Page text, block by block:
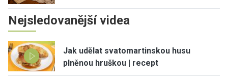
Nejsledovanější videa
Jak udělat svatomartinskou husu
plněnou hruškou | recept